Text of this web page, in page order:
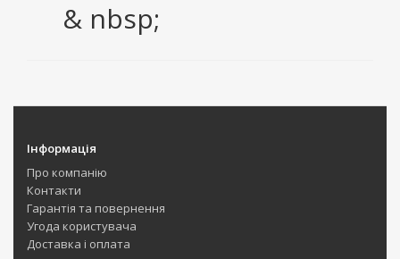
& nbsp;
Інформація
Про компанію
Контакти
Гарантія та повернення
Угода користувача
Доставка і оплата